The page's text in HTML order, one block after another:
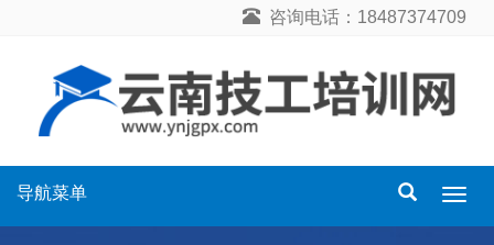
咨询电话：18487374709
导
导航菜单